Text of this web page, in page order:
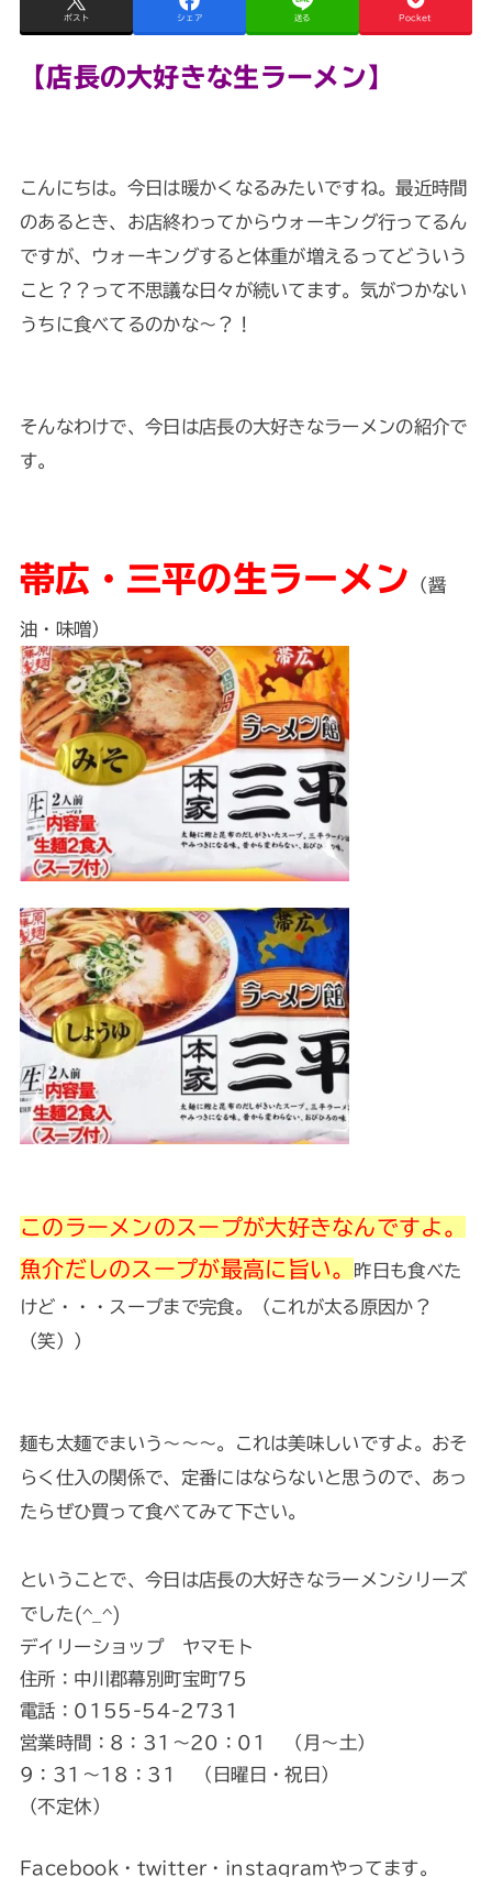
ポスト シェア 送る Pocket
【店長の大好きな生ラーメン】
こんにちは。今日は暖かくなるみたいですね。最近時間
のあるとき、お店終わってからウォーキング行ってるん
ですが、ウォーキングすると体重が増えるってどういう
こと？？って不思議な日々が続いてます。気がつかない
うちに食べてるのかな～？！
そんなわけで、今日は店長の大好きなラーメンの紹介で
す。
帯広・三平の生ラーメン （醤
油・味噌）
このラーメンのスープが大好きなんですよ。
魚介だしのスープが最高に旨い。
昨日も食べた
けど・・・スープまで完食。（これが太る原因か？
（笑））
麺も太麺でまいう～～～。これは美味しいですよ。おそ
らく仕入の関係で、定番にはならないと思うので、あっ
たらぜひ買って食べてみて下さい。
ということで、今日は店長の大好きなラーメンシリーズ
でした(^_^)
デイリーショップ ヤマモト
住所：中川郡幕別町宝町75
電話：0155-54-2731
営業時間：8：31～20：01 （月～土）
9：31～18：31 （日曜日・祝日）
（不定休）
Facebook・twitter・instagramやってます。